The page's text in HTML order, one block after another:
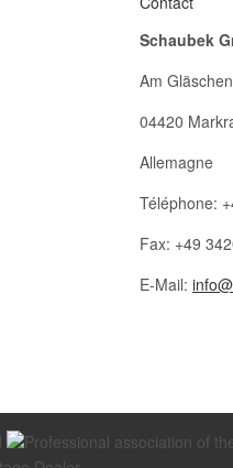
Schaubek
Am
04420
Allemagne
Téléphone:
Fax: +49
E-Mail: